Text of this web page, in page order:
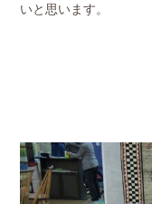
いと思います。